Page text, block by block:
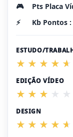
🎮
Pts Placa
⚡
Kb Pontos :
ESTUDO/
EDIÇÃO VÍDEO
DESIGN